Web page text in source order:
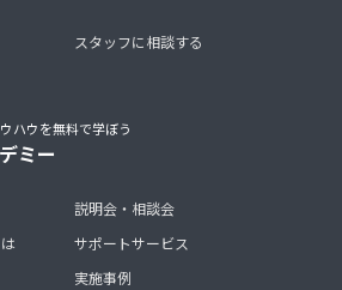
た
がある
を希望している
スタッフに相談する
ハウを無料で学ぼう
ミー
説明会・相談会
サポートサービス
実施事例